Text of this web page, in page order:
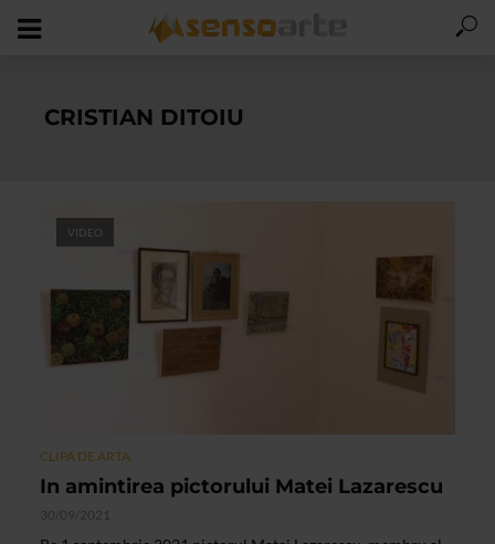
CRISTIAN DITOIU
VIDEO
CLIPA DE ARTA
In amintirea pictorului Matei Lazarescu
30/09/2021